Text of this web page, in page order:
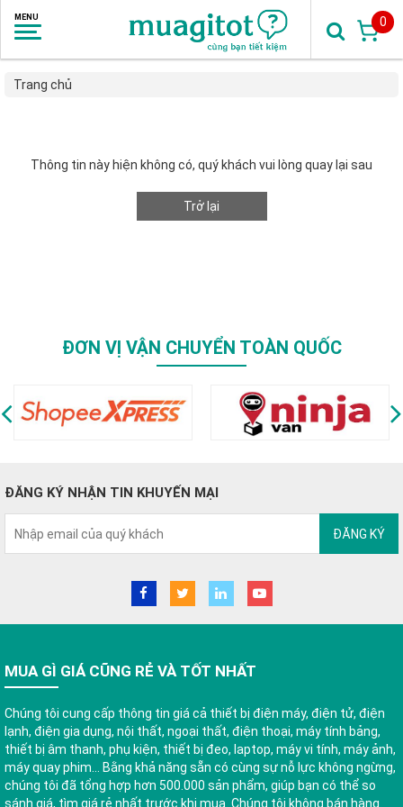
0
Trang chủ
Thông tin này hiện không có, quý khách vui lòng quay lại sau
Trở lại
ĐƠN VỊ VẬN CHUYỂN TOÀN QUỐC
ĐĂNG KÝ NHẬN TIN KHUYẾN MẠI
ĐĂNG KÝ
MUA GÌ GIÁ CŨNG RẺ VÀ TỐT NHẤT
Chúng tôi cung cấp thông tin giá cả thiết bị điện máy, điện tử, điện
lạnh, điện gia dụng, nội thất, ngoại thất, điện thoại, máy tính bảng,
thiết bị âm thanh, phụ kiện, thiết bị đeo, laptop, máy vi tính, máy ảnh,
máy quay phim... Bằng khả năng sẵn có cùng sự nỗ lực không ngừng,
chúng tôi đã tổng hợp hơn 500.000 sản phẩm, giúp bạn có thể so
sánh giá, tìm giá rẻ nhất trước khi mua. Chúng tôi không bán hàng.